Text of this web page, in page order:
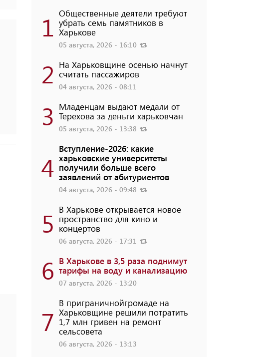
1 Общественные деятели требуют
убрать семь памятников в
Харькове
05 августа, 2026 - 16:10
2 На Харьковщине осенью начнут
считать пассажиров
04 августа, 2026 - 08:11
3 Младенцам выдают медали от
Терехова за деньги харьковчан
05 августа, 2026 - 13:38
4
Вступление-2026: какие
харьковские университеты
получили больше всего
заявлений от абитуриентов
04 августа, 2026 - 09:48
5 В Харькове открывается новое
пространство для кино и
концертов
06 августа, 2026 - 17:31
6 В Харькове в 3,5 раза поднимут
тарифы на воду и канализацию
07 августа, 2026 - 13:20
7
В приграничнойгромаде на
Харьковщине решили потратить
1,7 млн ​​гривен на ремонт
сельсовета
06 августа, 2026 - 13:13